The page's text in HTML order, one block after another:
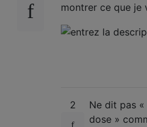
montrer ce que je
2 Ne dit pas
dose »